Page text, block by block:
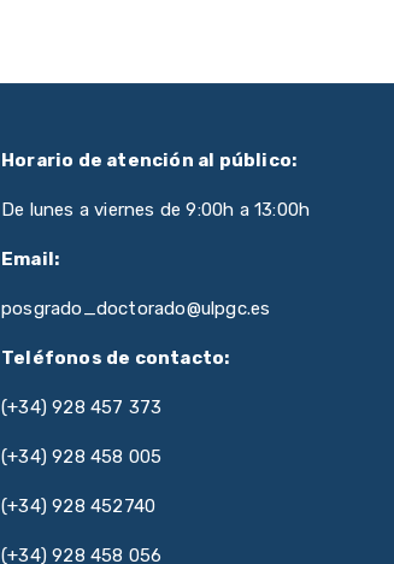
Horario de atención al público:
De lunes a viernes de 9:00h a 13:00h
Email:
posgrado_doctorado@ulpgc.es
Teléfonos de contacto:
(+34) 928 457 373
(+34) 928 458 005
(+34) 928 452740
(+34) 928 458 056